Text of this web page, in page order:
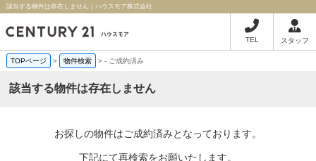
該当する物件は存在しません｜ハウスモア株式会社
TEL スタッフ
TOPページ > 物件検索 >- ご成約済み
該当する物件は存在しません
お探しの物件はご成約済みとなっております。
下記にて再検索をお願いたします。